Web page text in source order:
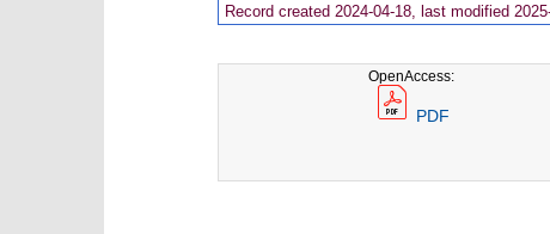
Record created 2024-04-18, last modified
OpenAccess:
PDF